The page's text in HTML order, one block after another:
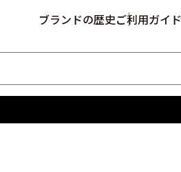
ブランドの歴史ご利用ガイド